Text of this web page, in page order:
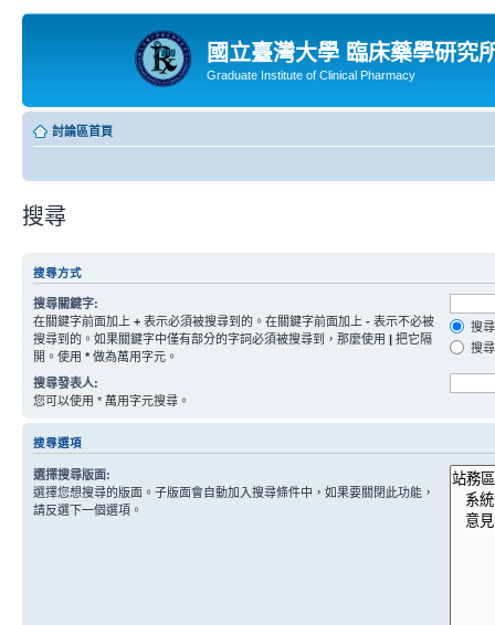
國立臺灣大學 臨床藥學研究
Graduate Institute of Clinical Pharmacy
討論區首頁
搜尋
搜尋方式
搜尋關鍵字:
在關鍵字前面加上 + 表示必須被搜尋到的。在關鍵字前面加上 - 表示不必被
搜尋到的。如果關鍵字中僅有部分的字詞必須被搜尋到，那麼使用 | 把它隔
開。使用 * 做為萬用字元。
搜
搜
搜尋發表人:
您可以使用 * 萬用字元搜尋。
搜尋選項
選擇搜尋版面:
選擇您想搜尋的版面。子版面會自動加入搜尋條件中，如果要關閉此功能，
請反選下一個選項。